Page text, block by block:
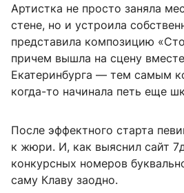
Артистка не просто заняла
стене, но и устроила
представила композицию
причем вышла на сцену
Екатеринбурга — тем самым
когда-то начинала петь еще
После эффектного старта
к жюри. И, как выяснил сайт
конкурсных номеров
саму Клаву заодно.